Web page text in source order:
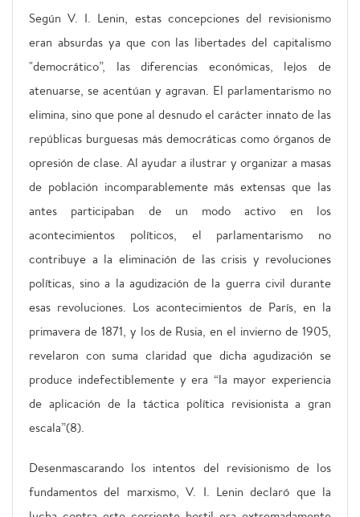
Según V. I. Lenin, estas concepciones del revisionismo
eran absurdas ya que con las libertades del capitalismo
"democrático”, las diferencias económicas, lejos de
atenuarse, se acentúan y agravan. El parlamentarismo no
elimina, sino que pone al desnudo el carácter innato de las
repúblicas burguesas más democráticas como órganos de
opresión de clase. Al ayudar a ilustrar y organizar a masas
de población incomparablemente más extensas que las
antes participaban de un modo activo en los
acontecimientos políticos, el parlamentarismo no
contribuye a la eliminación de las crisis y revoluciones
políticas, sino a la agudización de la guerra civil durante
esas revoluciones. Los acontecimientos de París, en la
primavera de 1871, y los de Rusia, en el invierno de 1905,
revelaron con suma claridad que dicha agudización se
produce indefectiblemente y era “la mayor experiencia
de aplicación de la táctica política revisionista a gran
escala”(8).
Desenmascarando los intentos del revisionismo de los
fundamentos del marxismo, V. I. Lenin declaró que la